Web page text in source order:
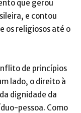
que gerou
e contou
os religiosos até o
de princípios
lado, o direito à
dignidade da
pessoa. Como